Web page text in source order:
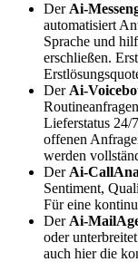
Der Ai-
automatisiert
Sprache und
erschließen.
Der Ai-
Lieferstatus 24/
offenen
werden
Der Ai-
Sentiment,
Für eine
Der Ai-
oder
auch hier die